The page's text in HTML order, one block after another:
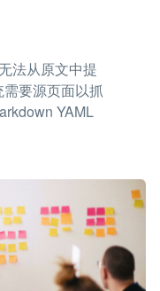
法从原文中提
要源页面以抓
YAML